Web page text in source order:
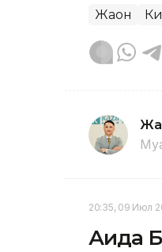
Жаҳон
20:35, 09 Июл
Аида